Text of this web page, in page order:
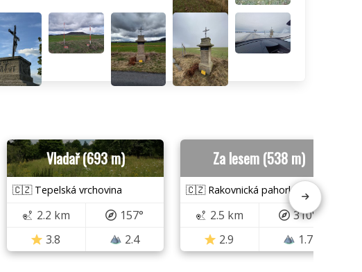
Vladař (693 m)
🇨🇿 Tepelská vrchovina
2.2 km
157°
3.8
2.4
Za lesem (538 m)
🇨🇿 Rakovnická pahorkatina
2.5 km
310°
2.9
1.7